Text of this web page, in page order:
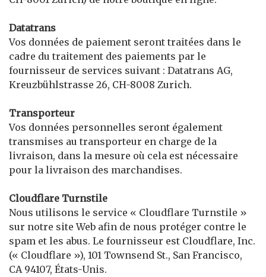
Datatrans
Vos données de paiement seront traitées dans le
cadre du traitement des paiements par le
fournisseur de services suivant : Datatrans AG,
Kreuzbühlstrasse 26, CH-8008 Zurich.
Transporteur
Vos données personnelles seront également
transmises au transporteur en charge de la
livraison, dans la mesure où cela est nécessaire
pour la livraison des marchandises.
Cloudflare Turnstile
Nous utilisons le service « Cloudflare Turnstile »
sur notre site Web afin de nous protéger contre le
spam et les abus. Le fournisseur est Cloudflare, Inc.
(« Cloudflare »), 101 Townsend St., San Francisco,
CA 94107, États-Unis.